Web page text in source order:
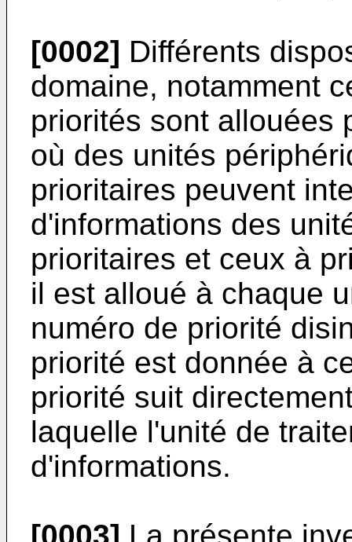
[0002] Différents
domaine, notamment
priorités sont allouées
où des unités
prioritaires peuvent
d'informations des
prioritaires et ceux à
il est alloué à chaque
numéro de priorité
priorité est donnée à
priorité suit
laquelle l'unité de
d'informations.